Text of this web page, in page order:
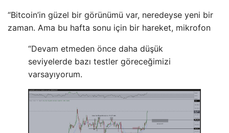
“Bitcoin’in güzel bir görünümü var, neredeyse yeni bir
zaman. Ama bu hafta sonu için bir hareket, mikrofon
“Devam etmeden önce daha düşük
seviyelerde bazı testler göreceğimizi
varsayıyorum.